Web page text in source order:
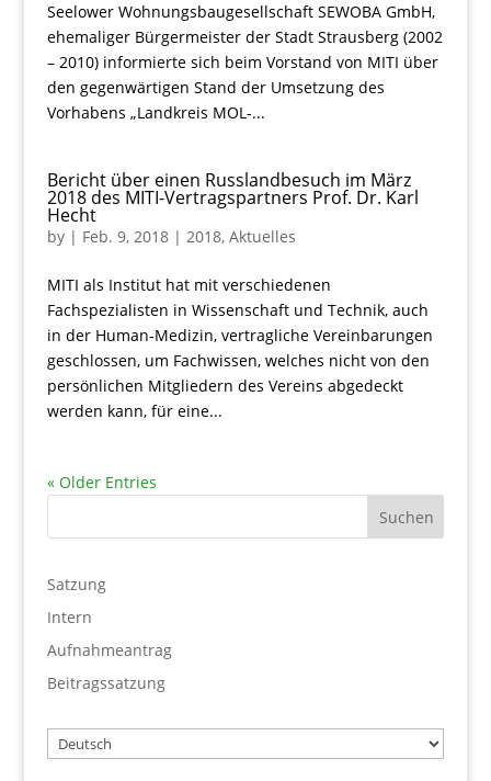
Seelower Wohnungsbaugesellschaft SEWOBA GmbH,
ehemaliger Bürgermeister der Stadt Strausberg (2002
– 2010) informierte sich beim Vorstand von MITI über
den gegenwärtigen Stand der Umsetzung des
Vorhabens „Landkreis MOL-...
Bericht über einen Russlandbesuch im März
2018 des MITI-Vertragspartners Prof. Dr. Karl
Hecht
by | Feb. 9, 2018| 2018, Aktuelles
MITI als Institut hat mit verschiedenen
Fachspezialisten in Wissenschaft und Technik, auch
in der Human-Medizin, vertragliche Vereinbarungen
geschlossen, um Fachwissen, welches nicht von den
persönlichen Mitgliedern des Vereins abgedeckt
werden kann, für eine...
« Older Entries
Satzung
Intern
Aufnahmeantrag
Beitragssatzung
Wählen
Sie